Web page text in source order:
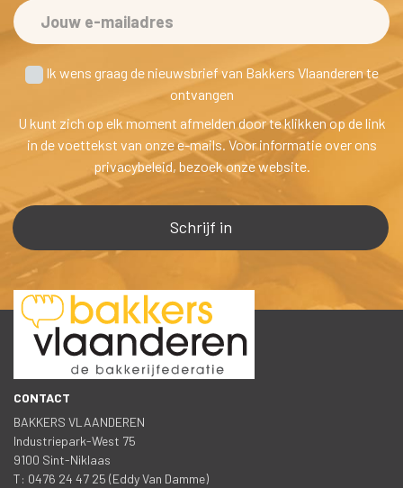
Ik wens graag de nieuwsbrief van Bakkers Vlaanderen te
ontvangen
U kunt zich op elk moment afmelden door te klikken op de link
in de voettekst van onze e-mails. Voor informatie over ons
privacybeleid, bezoek onze website.
CONTACT
BAKKERS VLAANDEREN
Industriepark-West 75
9100 Sint-Niklaa
T: 0476 24 47 25 (Eddy Van Damme)